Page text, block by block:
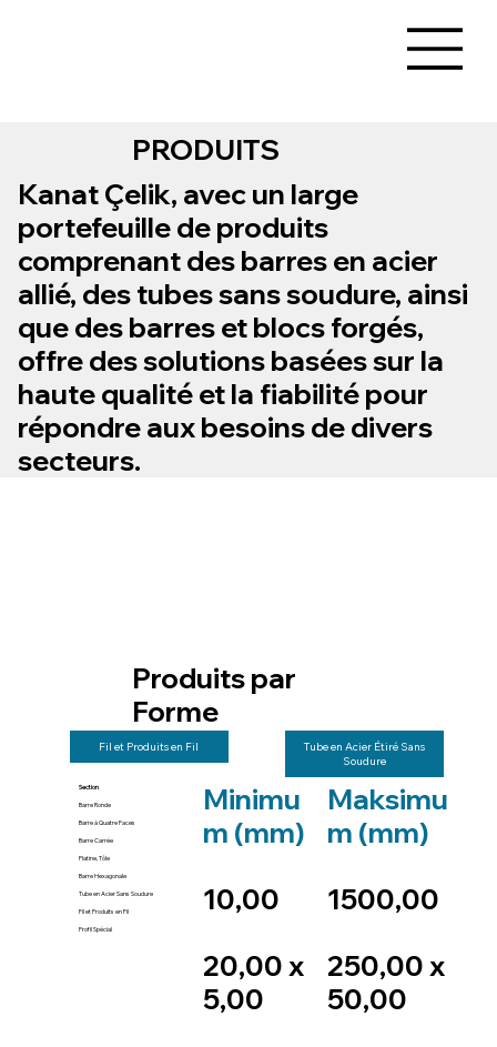
PRODUITS
Kanat Çelik, avec un large
portefeuille de produits
comprenant des barres en acier
allié, des tubes sans soudure, ainsi
que des barres et blocs forgés,
offre des solutions basées sur la
haute qualité et la fiabilité pour
répondre aux besoins de divers
secteurs.
Produits par
Forme
Tube en Acier Étiré Sans
Soudure
Fil et Produits en Fil
Section
Barre Ronde
Barre à Quatre Faces
Barre Carrée
Platine, Tôle
Barre Hexagonale
Tube en Acier Sans Soudure
Fil et Produits en Fil
Profil Spécial
Minimu
m (mm)
10,00
20,00 x
5,00
Maksimu
m (mm)
1500,00
250,00 x
50,00